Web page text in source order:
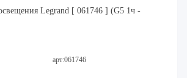
Legrand [ 061746 ] (G5 1ч -
арт:061746